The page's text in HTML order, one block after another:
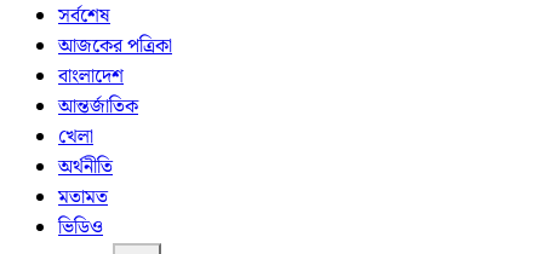
সর্বশেষ
আজকের পত্রিকা
বাংলাদেশ
আন্তর্জাতিক
খেলা
অর্থনীতি
মতামত
ভিডিও